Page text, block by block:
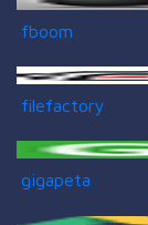
fboom
filefactory
gigapeta